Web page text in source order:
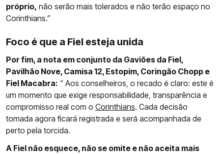
próprio, não serão mais tolerados e não terão espaço no
Corinthians.”
Foco é que a Fiel esteja unida
Por fim, a nota em conjunto da Gaviões da Fiel,
Pavilhão Nove, Camisa 12, Estopim, Coringão Chopp e
Fiel Macabra: “ Aos conselheiros, o recado é claro: este é
um momento que exige responsabilidade, transparência e
compromisso real com o Corinthians. Cada decisão
tomada agora ficará registrada e será acompanhada de
perto pela torcida.
A Fiel não esquece, não se omite e não aceita mais